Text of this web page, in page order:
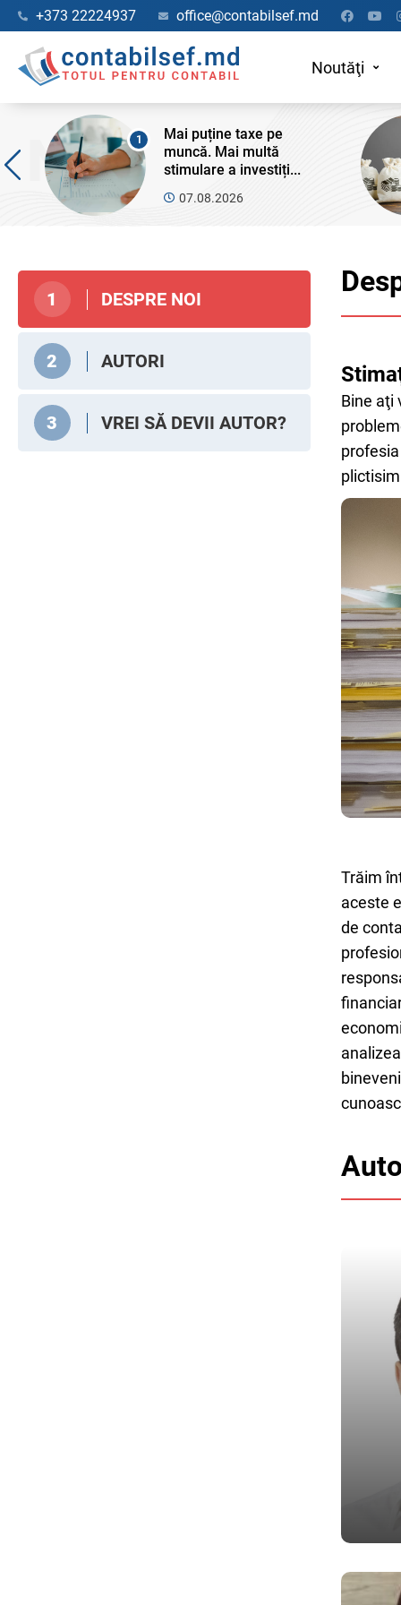
+373 22224937 office@contabilsef.md
Noutăţi
1
Mai puține taxe pe
muncă. Mai multă
stimulare a investiți...
07.08.2026
1 DESPRE NOI
2 AUTORI
3 VREI SĂ DEVII AUTOR?
Bine aţi
Trăim
aceste
de